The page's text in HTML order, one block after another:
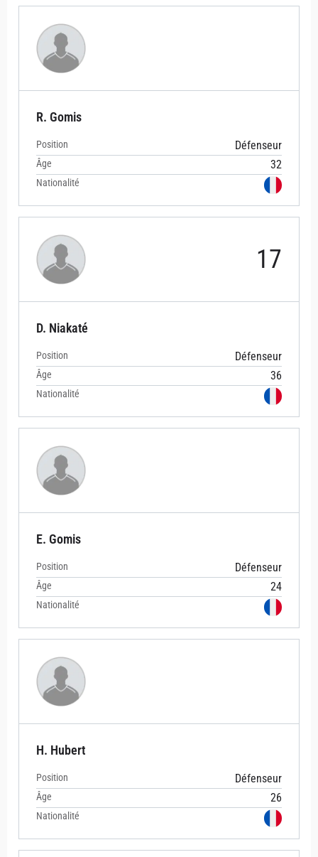
R. Gomis
Position Défenseur
Âge 32
Nationalité
17
D. Niakaté
Position Défenseur
Âge 36
Nationalité
E. Gomis
Position Défenseur
Âge 24
Nationalité
H. Hubert
Position Défenseur
Âge 26
Nationalité